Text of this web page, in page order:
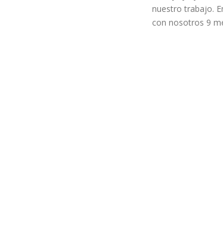
nuestro trabajo.
con nosotros 9